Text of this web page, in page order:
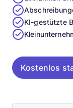
KI-gestützte
Kostenlos